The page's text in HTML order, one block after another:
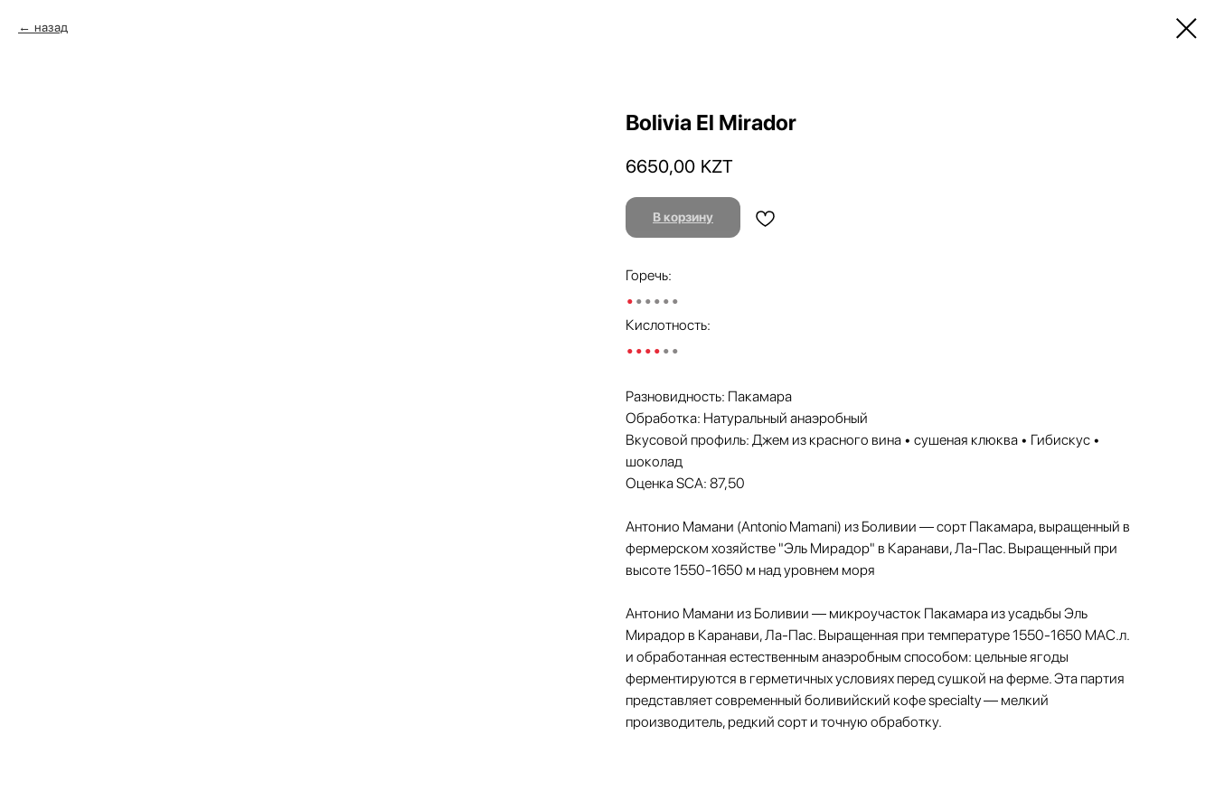
назад
Bolivia El Mirador
6650,00 KZT
В корзину
Горечь:
••••••
Кислотность:
••••••
Разновидность: Пакамара
Обработка: Натуральный анаэробный
Вкусовой профиль: Джем из красного вина • сушеная клюква • Гибискус •
шоколад
Оценка SCA: 87,50
Антонио Мамани (Antonio Mamani) из Боливии — сорт Пакамара, выращенный в
фермерском хозяйстве "Эль Мирадор" в Каранави, Ла-Пас. Выращенный при
высоте 1550-1650 м над уровнем моря
Антонио Мамани из Боливии — микроучасток Пакамара из усадьбы Эль
Мирадор в Каранави, Ла-Пас. Выращенная при температуре 1550-1650 МАС.л.
и обработанная естественным анаэробным способом: цельные ягоды
ферментируются в герметичных условиях перед сушкой на ферме. Эта партия
представляет современный боливийский кофе specialty — мелкий
производитель, редкий сорт и точную обработку.